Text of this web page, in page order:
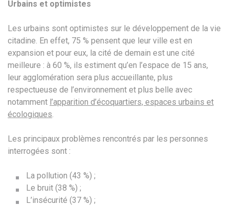
Urbains et optimistes
Les urbains sont optimistes sur le développement de la vie
citadine. En effet, 75 % pensent que leur ville est en
expansion et pour eux, la cité de demain est une cité
meilleure : à 60 %, ils estiment qu’en l’espace de 15 ans,
leur agglomération sera plus accueillante, plus
respectueuse de l’environnement et plus belle avec
notamment l’apparition d’écoquartiers, espaces urbains et
écologiques.
Les principaux problèmes rencontrés par les personnes
interrogées sont :
La pollution (43 %) ;
Le bruit (38 %) ;
L’insécurité (37 %) ;